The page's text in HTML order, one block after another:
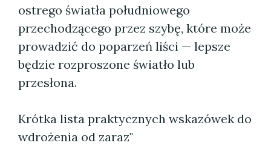
ostrego światła południowego
przechodzącego przez szybę, które może
prowadzić do poparzeń liści — lepsze
będzie rozproszone światło lub
przesłona.
Krótka lista praktycznych wskazówek do
wdrożenia od zaraz"